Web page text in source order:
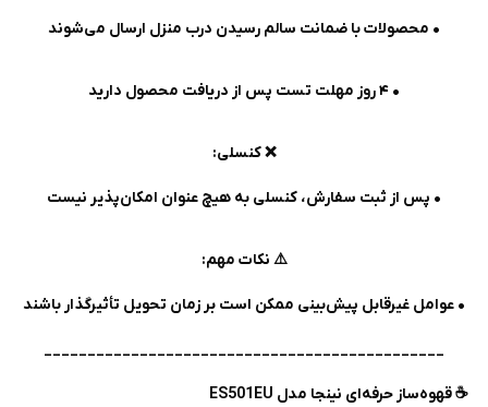
• محصولات با ضمانت سالم رسیدن درب منزل ارسال می‌شوند
• ۴ روز مهلت تست پس از دریافت محصول دارید
❌ کنسلی:
• پس از ثبت سفارش، کنسلی به هیچ عنوان امکان‌پذیر نیست
⚠️ نکات مهم:
• عوامل غیرقابل پیش‌بینی ممکن است بر زمان تحویل تأثیرگذار باشند
______________________________________________
☕ قهوه‌ساز حرفه‌ای نینجا مدل ES501EU